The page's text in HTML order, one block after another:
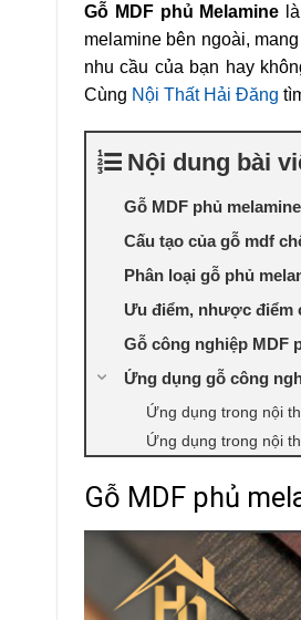
Gỗ MDF phủ Melamine
melamine bên ngoài,
nhu cầu của bạn hay
Cùng Nội Thất Hải Đăng
Nội dung bài
Gỗ MDF phủ
Cấu tạo của gỗ mdf
Phân loại gỗ phủ
Ưu điểm, nhược điểm
Gỗ công nghiệp MDF
Ứng dụng gỗ công
Ứng dụng trong nội
Ứng dụng trong nội
Gỗ MDF phủ